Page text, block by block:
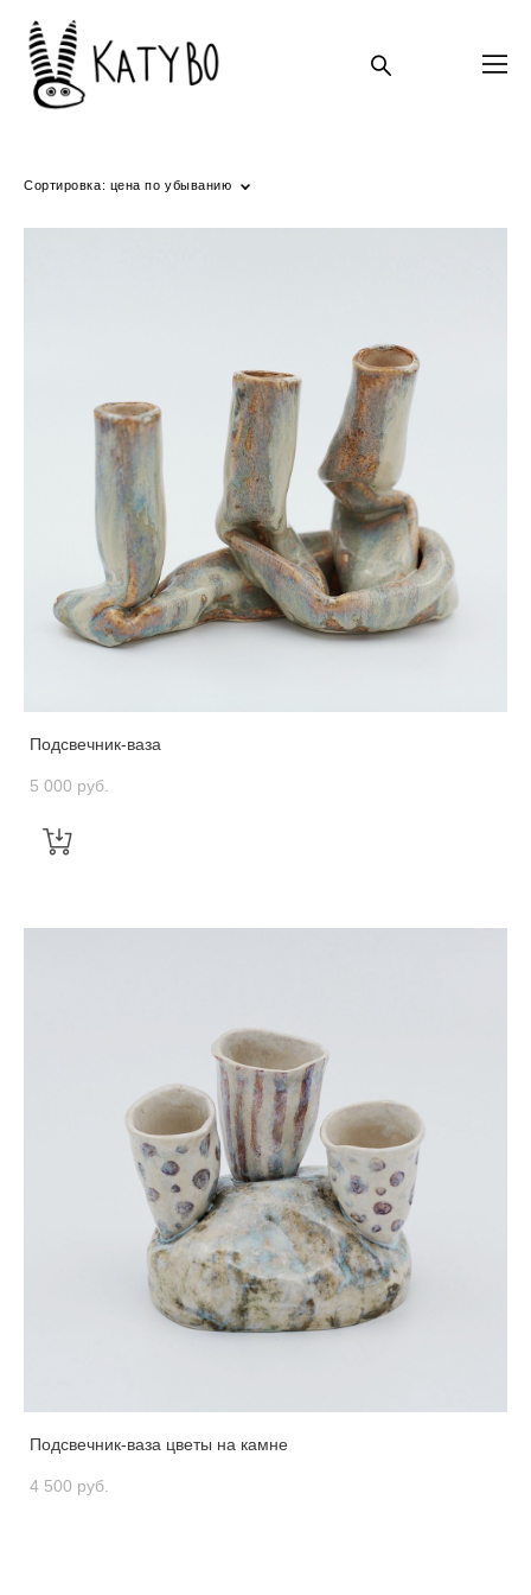
Сортировка: цена по убыванию
Подсвечник-ваза
5 000 pуб.
Подсвечник-ваза цветы на камне
4 500 pуб.